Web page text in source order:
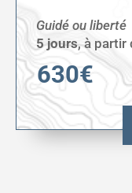
Guidé ou liberté
5 jours, à partir
630€